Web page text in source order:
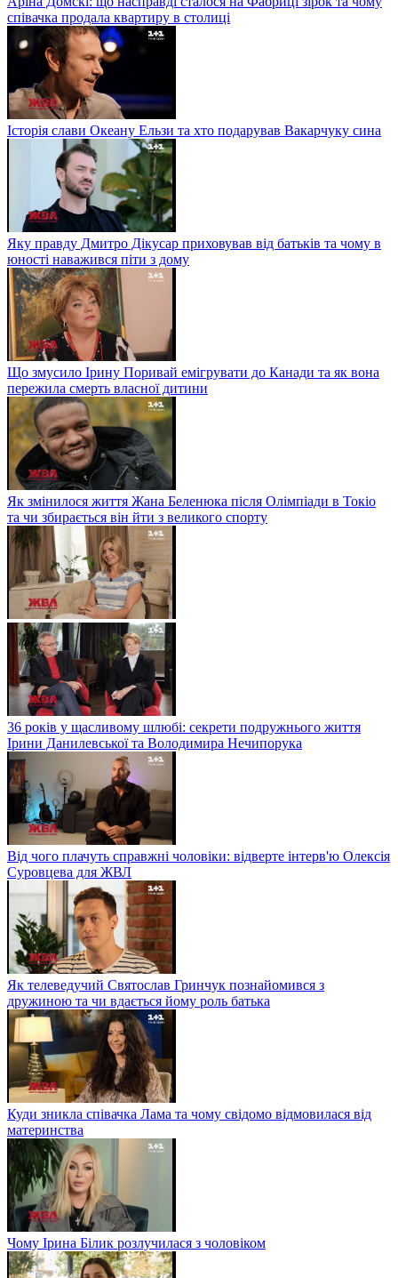
співачка продала квартиру в столиці
Історія слави Океану Ельзи та хто подарував Вакарчуку сина
Яку правду Дмитро Дікусар приховував від батьків та чому в
юності наважився піти з дому
Що змусило Ірину Поривай емігрувати до Канади та як вона
пережила смерть власної дитини
Як змінилося життя Жана Беленюка після Олімпіади в Токіо
та чи збирається він йти з великого спорту
36 років у щасливому шлюбі: секрети подружнього життя
Ірини Данилевської та Володимира Нечипорука
Від чого плачуть справжні чоловіки: відверте інтерв'ю Олексія
Суровцева для ЖВЛ
Як телеведучий Святослав Гринчук познайомився з
дружиною та чи вдається йому роль батька
Куди зникла співачка Лама та чому свідомо відмовилася від
материнства
Чому Ірина Білик розлучилася з чоловіком